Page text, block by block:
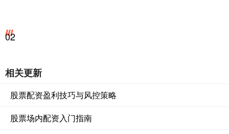
02
相关更新
股票配资盈利技巧与风控策略
股票场内配资入门指南